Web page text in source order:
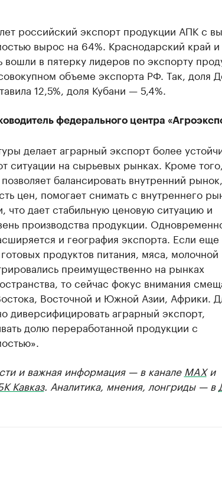
российский экспорт продукции АПК с
вырос на 64%. Краснодарский край и
вошли в пятерку лидеров по экспорту
объеме экспорта РФ. Так, доля
12,5%, доля Кубани — 5,4%.
федерального центра
делает аграрный экспорт более
ситуации на сырьевых рынках. Кроме того,
балансировать внутренний рынок,
цен, помогает снимать с внутреннего
что дает стабильную ценовую ситуацию и
производства продукции.
и география экспорта. Если еще
продуктов питания, мяса, молочной
преимущественно на рынках
то сейчас фокус внимания
Восточной и Южной Азии, Африки.
диверсифицировать аграрный экспорт,
долю переработанной продукции с
и важная информация — в канале MAXи
Кавказ. Аналитика, мнения, лонгриды — в